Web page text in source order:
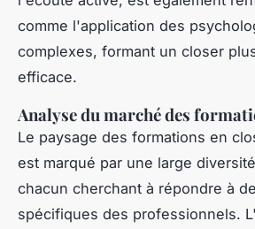
comme l'application des
complexes, formant un closer
efficace.
Analyse du marché des
Le paysage des formations en
est marqué par une large
chacun cherchant à répondre à
spécifiques des professionnels.